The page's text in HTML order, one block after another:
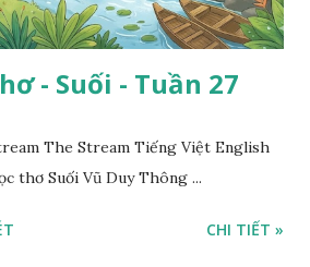
- Suối - Tuần 27
The Stream Tiếng Việt English
thơ Suối Vũ Duy Thông ...
CHI TIẾT »